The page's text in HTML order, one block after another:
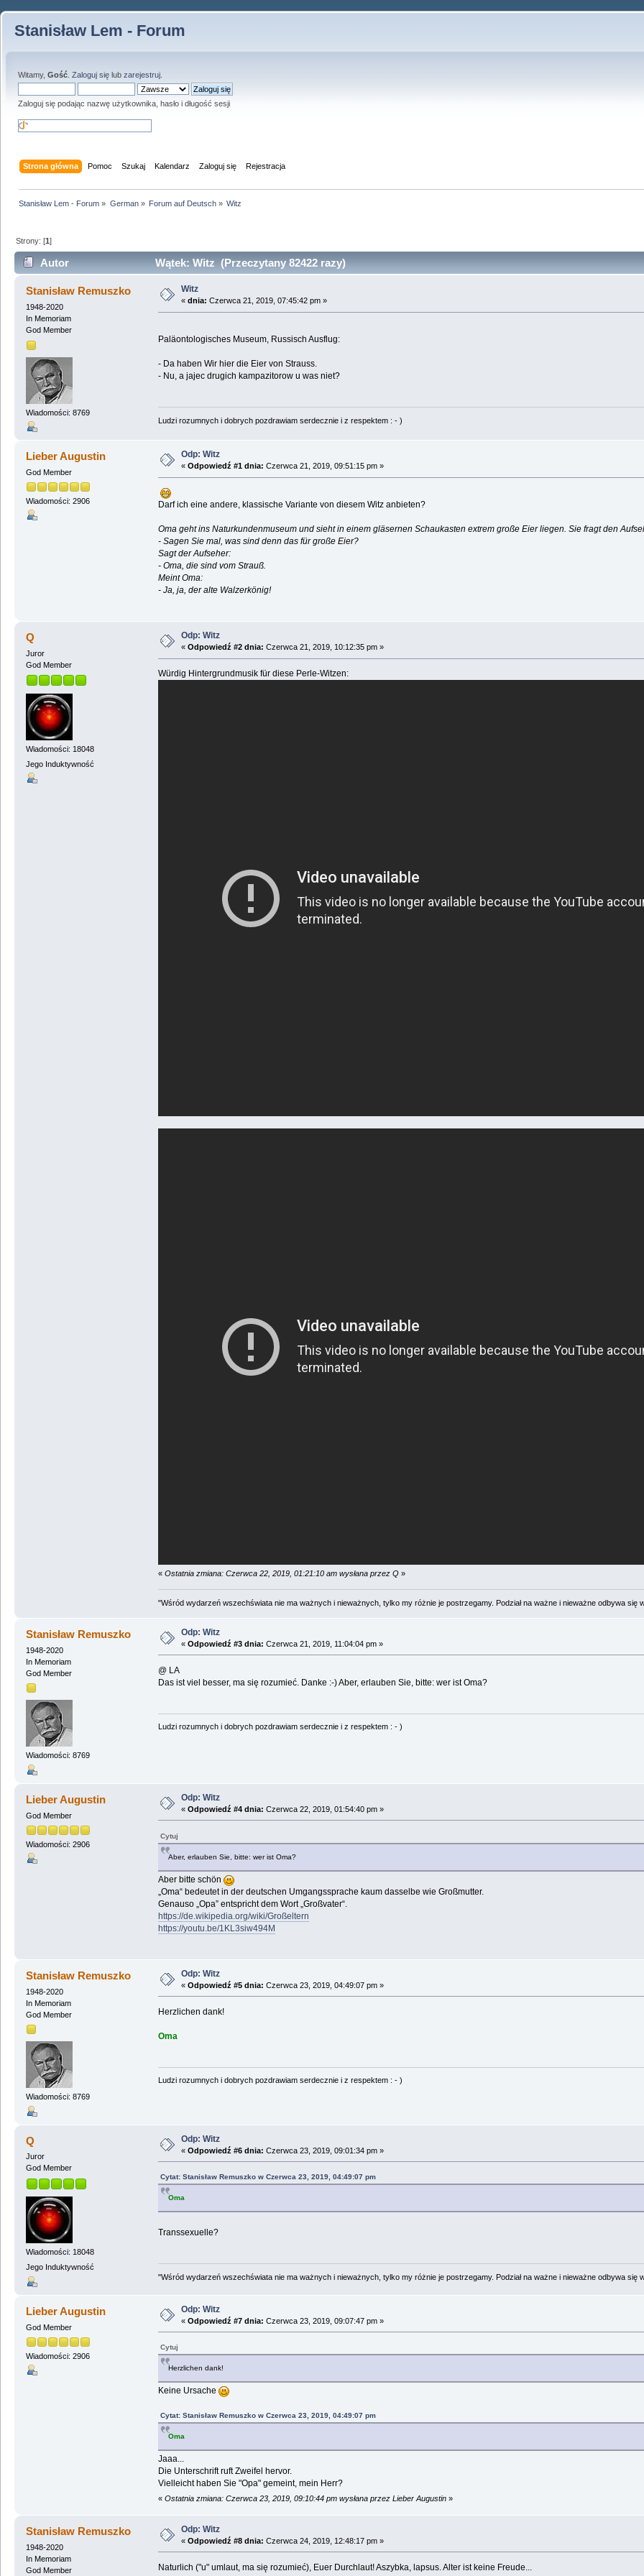
Stanisław Lem - Forum
Witamy, Gość Zaloguj się lub zarejestruj
Zaloguj się podając nazwę użytkownika, hasło i długość sesji
Strona główna Pomoc Szukaj Kalendarz Zaloguj się Rejestracja
Stanisław Lem - Forum » German» Forum auf Deutsch» Witz
Strony: [1]
Autor Wątek: Witz (Przeczytany 82422 razy)
Stanisław Remuszko
1948-2020
In Memoriam
God Member
Wiadomości: 8769
Witz
« dnia: Czerwca 21, 2019, 07:45:42 pm »
Paläontologisches Museum, Russisch Ausflug:
- Da haben Wir hier die Eier von Strauss.
- Nu, a jajec drugich kampazitorow u was niet?
Ludzi rozumnych i dobrych pozdrawiam serdecznie i z respektem : - )
Lieber Augustin
God Member
Wiadomości: 2906
Odp: Witz
« Odpowiedź #1 dnia: Czerwca 21, 2019, 09:51:15 pm »
Darf ich eine andere, klassische Variante von diesem Witz anbieten?
Oma geht ins Naturkundenmuseum und sieht in einem gläsernen Schaukasten extrem große Eier liegen. Sie fragt den
- Sagen Sie mal, was sind denn das für große Eier?
Sagt der Aufseher:
- Oma, die sind vom Strauß.
Meint Oma:
- Ja, ja, der alte Walzerkönig!
Q
Juror
God Member
Wiadomości: 18048
Jego Induktywność
Odp: Witz
« Odpowiedź #2 dnia: Czerwca 21, 2019, 10:12:35 pm »
Würdig Hintergrundmusik für diese Perle-Witzen:
« Ostatnia zmiana: Czerwca 22, 2019, 01:21:10 am wysłana przez Q»
"Wśród wydarzeń wszechświata nie ma ważnych i nieważnych, tylko my różnie je postrzegamy. Podział na ważne i nieważne odbywa się
Stanisław Remuszko
1948-2020
In Memoriam
God Member
Wiadomości: 8769
Odp: Witz
« Odpowiedź #3 dnia: Czerwca 21, 2019, 11:04:04 pm »
@ LA
Das ist viel besser, ma się rozumieć. Danke :-) Aber, erlauben Sie, bitte: wer ist Oma?
Ludzi rozumnych i dobrych pozdrawiam serdecznie i z respektem : - )
Lieber Augustin
God Member
Wiadomości: 2906
Odp: Witz
« Odpowiedź #4 dnia: Czerwca 22, 2019, 01:54:40 pm »
Cytuj
Aber, erlauben Sie, bitte: wer ist Oma?
Aber bitte schön
„Oma“ bedeutet in der deutschen Umgangssprache kaum dasselbe wie Großmutter.
Genauso „Opa” entspricht dem Wort „Großvater“.
https://de.wikipedia.org/wiki/Großeltern
https://youtu.be/1KL3siw494M
Stanisław Remuszko
1948-2020
In Memoriam
God Member
Wiadomości: 8769
Odp: Witz
« Odpowiedź #5 dnia: Czerwca 23, 2019, 04:49:07 pm »
Herzlichen dank!
Oma
Ludzi rozumnych i dobrych pozdrawiam serdecznie i z respektem : - )
Q
Juror
God Member
Wiadomości: 18048
Jego Induktywność
Odp: Witz
« Odpowiedź #6 dnia: Czerwca 23, 2019, 09:01:34 pm »
Cytat: Stanisław Remuszko w Czerwca 23, 2019, 04:49:07 pm
Oma
Transsexuelle?
"Wśród wydarzeń wszechświata nie ma ważnych i nieważnych, tylko my różnie je postrzegamy. Podział na ważne i nieważne odbywa się
Lieber Augustin
God Member
Wiadomości: 2906
Odp: Witz
« Odpowiedź #7 dnia: Czerwca 23, 2019, 09:07:47 pm »
Cytuj
Herzlichen dank!
Keine Ursache
Cytat: Stanisław Remuszko w Czerwca 23, 2019, 04:49:07 pm
Oma
Jaaa...
Die Unterschrift ruft Zweifel hervor.
Vielleicht haben Sie "Opa" gemeint, mein Herr?
« Ostatnia zmiana: Czerwca 23, 2019, 09:10:44 pm wysłana przez Lieber Augustin»
Stanisław Remuszko
1948-2020
In Memoriam
God Member
Odp: Witz
« Odpowiedź #8 dnia: Czerwca 24, 2019, 12:48:17 pm »
Naturlich ("u" umlaut, ma się rozumieć), Euer Durchlaut! Aszybka, lapsus. Alter ist keine Freude...